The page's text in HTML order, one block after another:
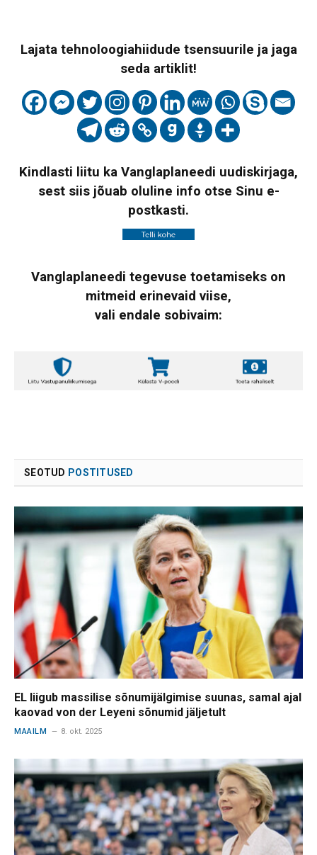
Lajata tehnoloogiahiidude tsensuurile ja jaga
seda artiklit!
Kindlasti liitu ka Vanglaplaneedi uudiskirjaga,
sest siis jõuab oluline info otse Sinu e-
postkasti.
Vanglaplaneedi tegevuse toetamiseks on
mitmeid erinevaid viise,
vali endale sobivaim:
SEOTUD POSTITUSED
EL liigub massilise sõnumijälgimise suunas, samal ajal
kaovad von der Leyeni sõnumid jäljetult
MAAILM 8. okt. 2025